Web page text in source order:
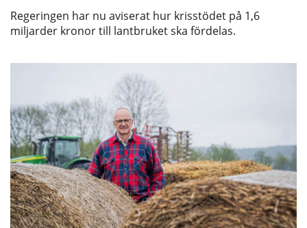
Regeringen har nu aviserat hur krisstödet på 1,6
miljarder kronor till lantbruket ska fördelas.